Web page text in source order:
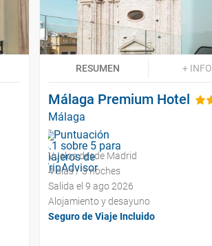
RESUMEN + INFO
Málaga Premium Hotel
Málaga
Vuelos desde Madrid
4 días / 3 noches
Salida el 9 ago 2026
Alojamiento y desayuno
Seguro de Viaje Incluido